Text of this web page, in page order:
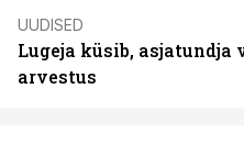
UUDISED
Lugeja küsib,
arvestus